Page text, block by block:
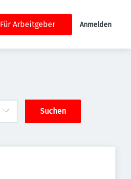
Für Arbeitgeber Anmelden
Suchen